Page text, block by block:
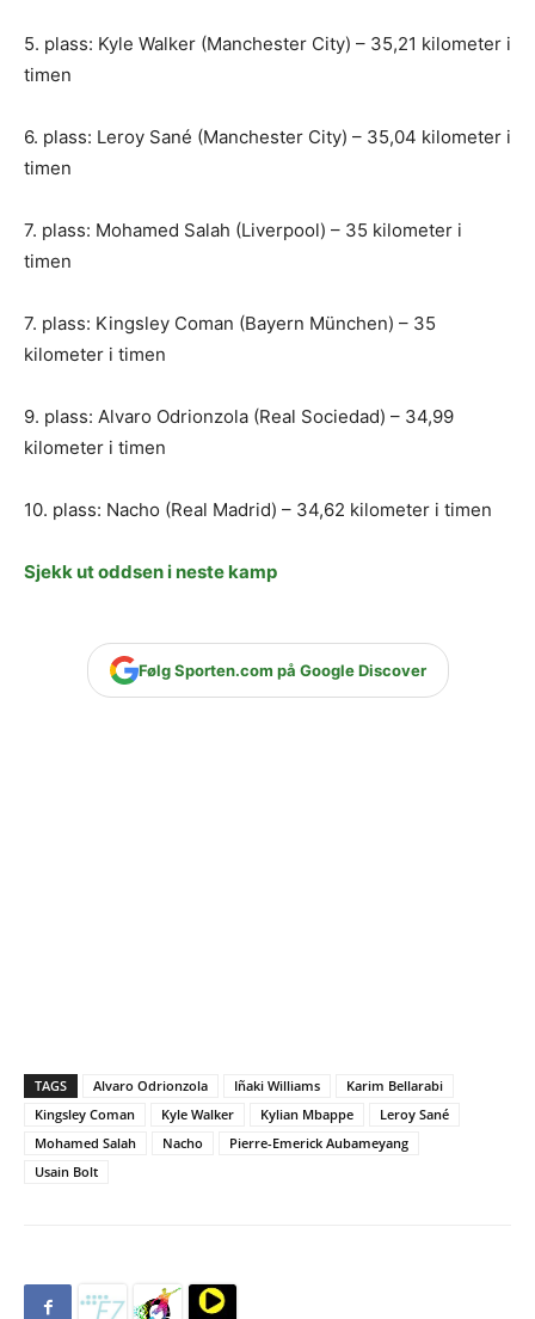
5. plass: Kyle Walker (Manchester City) – 35,21 kilometer i
timen
6. plass: Leroy Sané (Manchester City) – 35,04 kilometer i
timen
7. plass: Mohamed Salah (Liverpool) – 35 kilometer i
timen
7. plass: Kingsley Coman (Bayern München) – 35
kilometer i timen
9. plass: Alvaro Odrionzola (Real Sociedad) – 34,99
kilometer i timen
10. plass: Nacho (Real Madrid) – 34,62 kilometer i timen
Sjekk ut oddsen i neste kamp
Følg Sporten.com på Google Discover
TAGS Alvaro Odrionzola Iñaki Williams
Karim Bellarabi
Kingsley Coman
Kyle Walker Kylian Mbappe
Leroy Sané
Mohamed Salah
Nacho
Pierre-Emerick Aubameyang
Usain Bolt